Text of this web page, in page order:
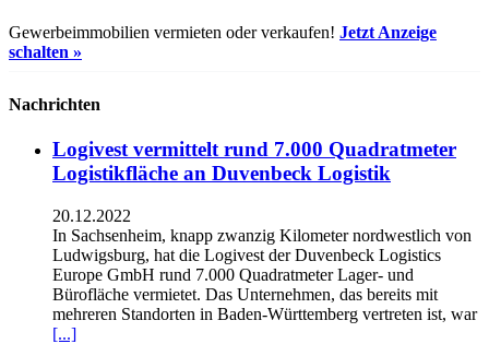
Gewerbeimmobilien vermieten oder verkaufen! Jetzt Anzeige
schalten »
Nachrichten
Logivest vermittelt rund 7.000 Quadratmeter
Logistikfläche an Duvenbeck Logistik
20.12.2022
In Sachsenheim, knapp zwanzig Kilometer nordwestlich von
Ludwigsburg, hat die Logivest der Duvenbeck Logistics
Europe GmbH rund 7.000 Quadratmeter Lager- und
Bürofläche vermietet. Das Unternehmen, das bereits mit
mehreren Standorten in Baden-Württemberg vertreten ist, war
[...]